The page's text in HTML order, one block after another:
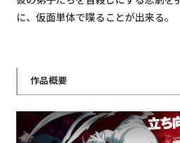
に、仮⾯単体で喋ることが出来る。
作品概要